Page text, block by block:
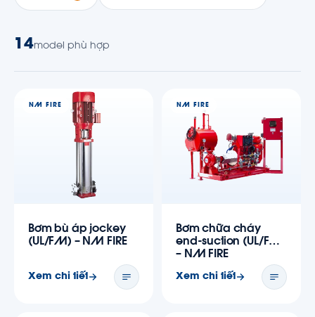
14model phù hợp
NM FIRE
Bơm bù áp jockey
(UL/FM) – NM FIRE
Xem chi tiết
NM FIRE
Bơm chữa cháy
end-suction (UL/FM)
– NM FIRE
Xem chi tiết